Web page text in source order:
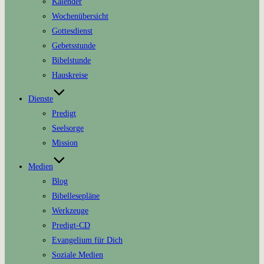
Wochenübersicht
Gottesdienst
Gebetsstunde
Bibelstunde
Hauskreise
Dienste
Predigt
Seelsorge
Mission
Medien
Blog
Bibellesepläne
Werkzeuge
Predigt-CD
Evangelium für Dich
Soziale Medien